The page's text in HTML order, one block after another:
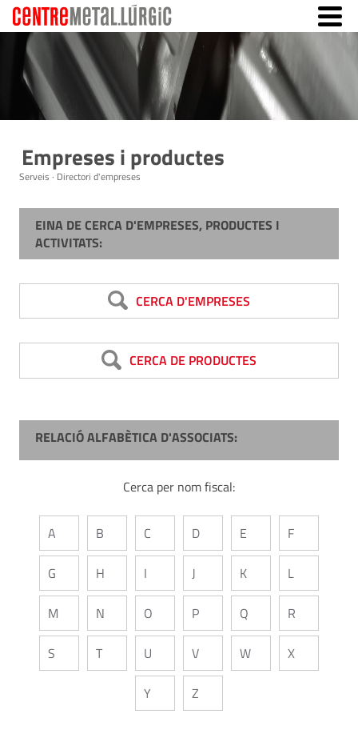
Empreses i productes
Serveis · Directori d'empreses
EINA DE CERCA D'EMPRESES, PRODUCTES I
ACTIVITATS:
CERCA D'EMPRESES
CERCA DE PRODUCTES
RELACIÓ ALFABÈTICA D'ASSOCIATS:
Cerca per nom fiscal:
A B C D E F
G H I J K L
M N O P Q R
S T U V W X
Y Z